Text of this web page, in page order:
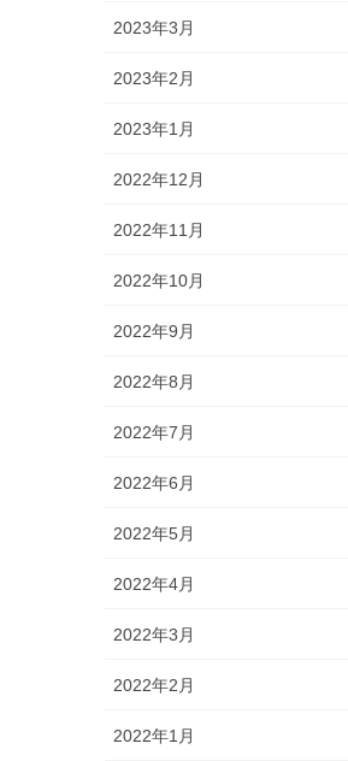
2023年3月
2023年2月
2023年1月
2022年12月
2022年11月
2022年10月
2022年9月
2022年8月
2022年7月
2022年6月
2022年5月
2022年4月
2022年3月
2022年2月
2022年1月